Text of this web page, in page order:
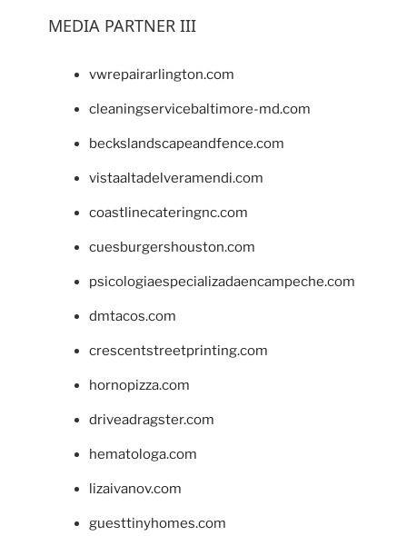
MEDIA PARTNER III
vwrepairarlington.com
cleaningservicebaltimore-md.com
beckslandscapeandfence.com
vistaaltadelveramendi.com
coastlinecateringnc.com
cuesburgershouston.com
psicologiaespecializadaencampeche.com
dmtacos.com
crescentstreetprinting.com
hornopizza.com
driveadragster.com
hematologa.com
lizaivanov.com
guesttinyhomes.com